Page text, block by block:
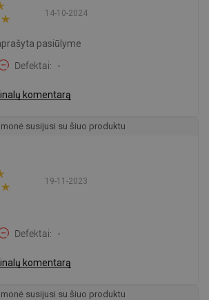
14-10-2024
pasiūlyme
Defektai -
komentarą
susijusi su šiuo produktu
19-11-2023
Defektai -
komentarą
susijusi su šiuo produktu